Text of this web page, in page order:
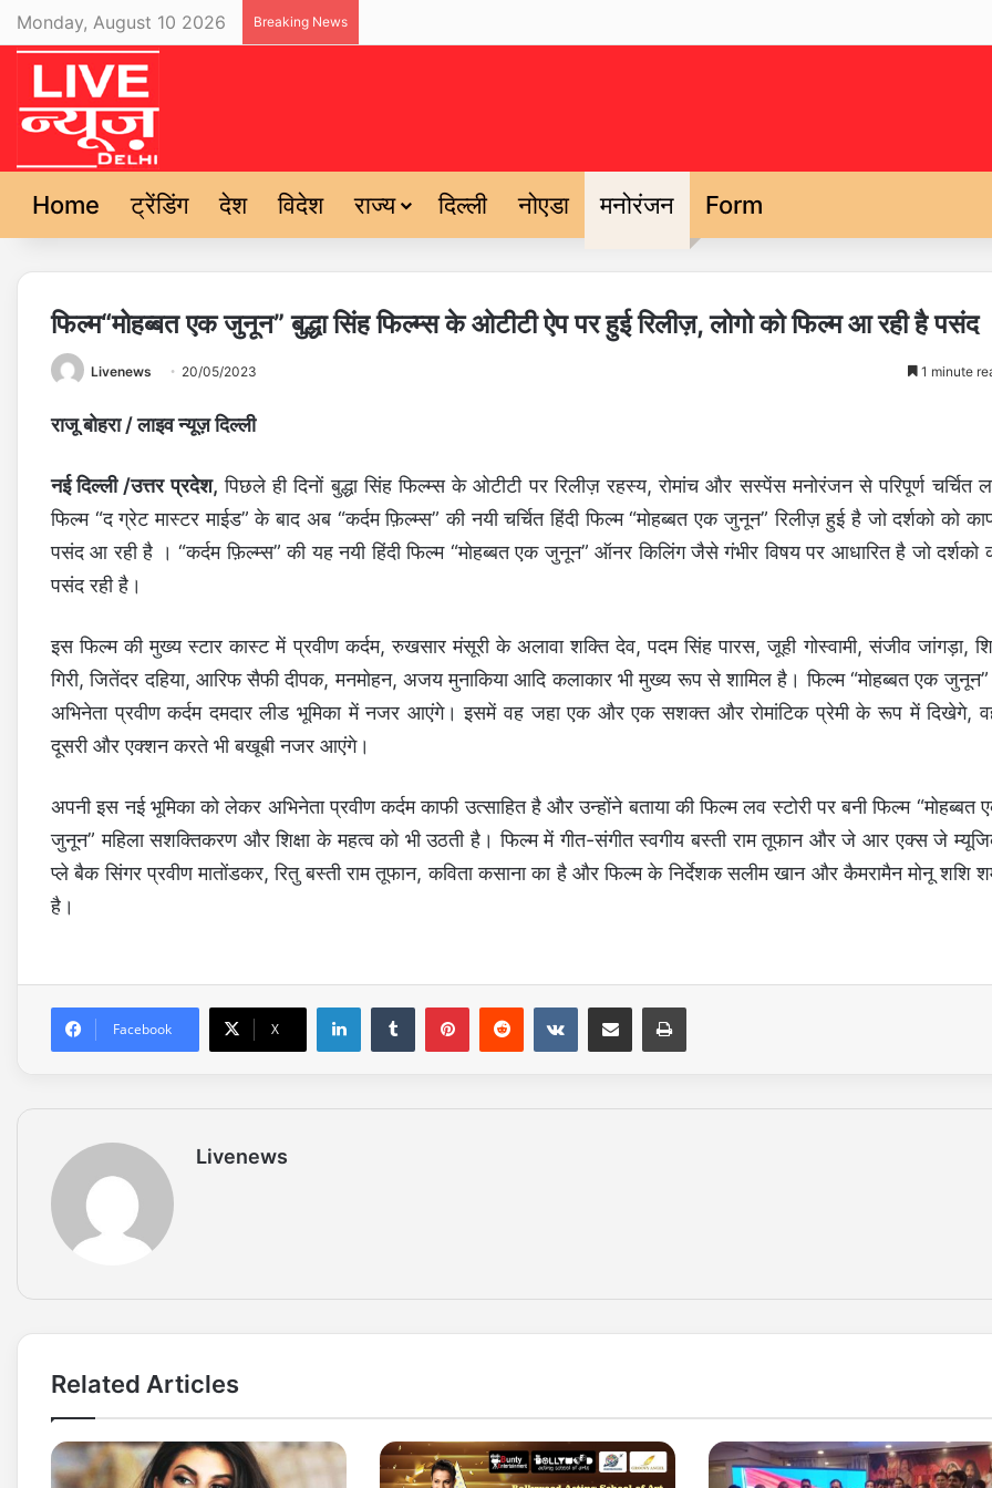
Monday, August 10 2026 Breaking News
Home ट्रेंडिंग देश विदेश राज्य दिल्ली नोएडा मनोरंजन Form
फिल्म“मोहब्बत एक जुनून” बुद्धा सिंह फिल्म्स के ओटीटी ऐप पर हुई रिलीज़, लोगो को फिल्म आ रही है पसंद
Livenews 20/05/2023 1 minute
राजू बोहरा / लाइव न्यूज़ दिल्ली
नई दिल्ली /उत्तर प्रदेश, पिछले ही दिनों बुद्धा सिंह फिल्म्स के ओटीटी पर रिलीज़ रहस्य, रोमांच और सस्पेंस मनोरंजन से परिपूर्ण चर्चित
फिल्म “द ग्रेट मास्टर माईड” के बाद अब “कर्दम फ़िल्म्स” की नयी चर्चित हिंदी फिल्म “मोहब्बत एक जुनून” रिलीज़ हुई है जो दर्शको को
पसंद आ रही है । “कर्दम फ़िल्म्स” की यह नयी हिंदी फिल्म “मोहब्बत एक जुनून” ऑनर किलिंग जैसे गंभीर विषय पर आधारित है जो दर्शको
पसंद रही है।
इस फिल्म की मुख्य स्टार कास्ट में प्रवीण कर्दम, रुखसार मंसूरी के अलावा शक्ति देव, पदम सिंह पारस, जूही गोस्वामी, संजीव जांगड़ा,
गिरी, जितेंदर दहिया, आरिफ सैफी दीपक, मनमोहन, अजय मुनाकिया आदि कलाकार भी मुख्य रूप से शामिल है। फिल्म “मोहब्बत एक
अभिनेता प्रवीण कर्दम दमदार लीड भूमिका में नजर आएंगे। इसमें वह जहा एक और एक सशक्त और रोमांटिक प्रेमी के रूप में दिखेगे,
दूसरी और एक्शन करते भी बखूबी नजर आएंगे।
अपनी इस नई भूमिका को लेकर अभिनेता प्रवीण कर्दम काफी उत्साहित है और उन्होंने बताया की फिल्म लव स्टोरी पर बनी फिल्म “मोहब्बत
जुनून” महिला सशक्तिकरण और शिक्षा के महत्व को भी उठती है। फिल्म में गीत-संगीत स्वगीय बस्ती राम तूफान और जे आर एक्स जे
प्ले बैक सिंगर प्रवीण मातोंडकर, रितु बस्ती राम तूफान, कविता कसाना का है और फिल्म के निर्देशक सलीम खान और कैमरामैन मोनू शशि
है।
Facebook X
Livenews
Related Articles